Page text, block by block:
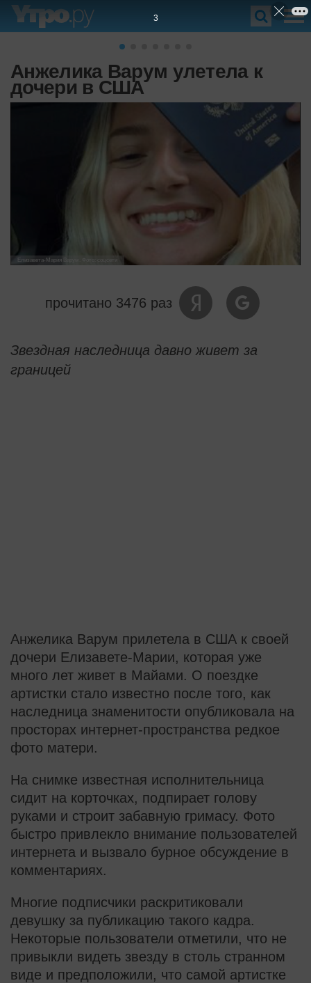
Анжелика Варум улетела к
дочери в США
Елизавета-Мария Варум. Фото: соцсети
прочитано 3476 раз
Звездная наследница давно живет за
границей
Анжелика Варум прилетела в США к своей
дочери Елизавете-Марии, которая уже
много лет живет в Майами. О поездке
артистки стало известно после того, как
наследница знаменитости опубликовала на
просторах интернет-пространства редкое
фото матери.
На снимке известная исполнительница
сидит на корточках, подпирает голову
руками и строит забавную гримасу. Фото
быстро привлекло внимание пользователей
интернета и вызвало бурное обсуждение в
комментариях.
Многие подписчики раскритиковали
девушку за публикацию такого кадра.
Некоторые пользователи отметили, что не
привыкли видеть звезду в столь странном
виде и предположили, что самой артистке
2